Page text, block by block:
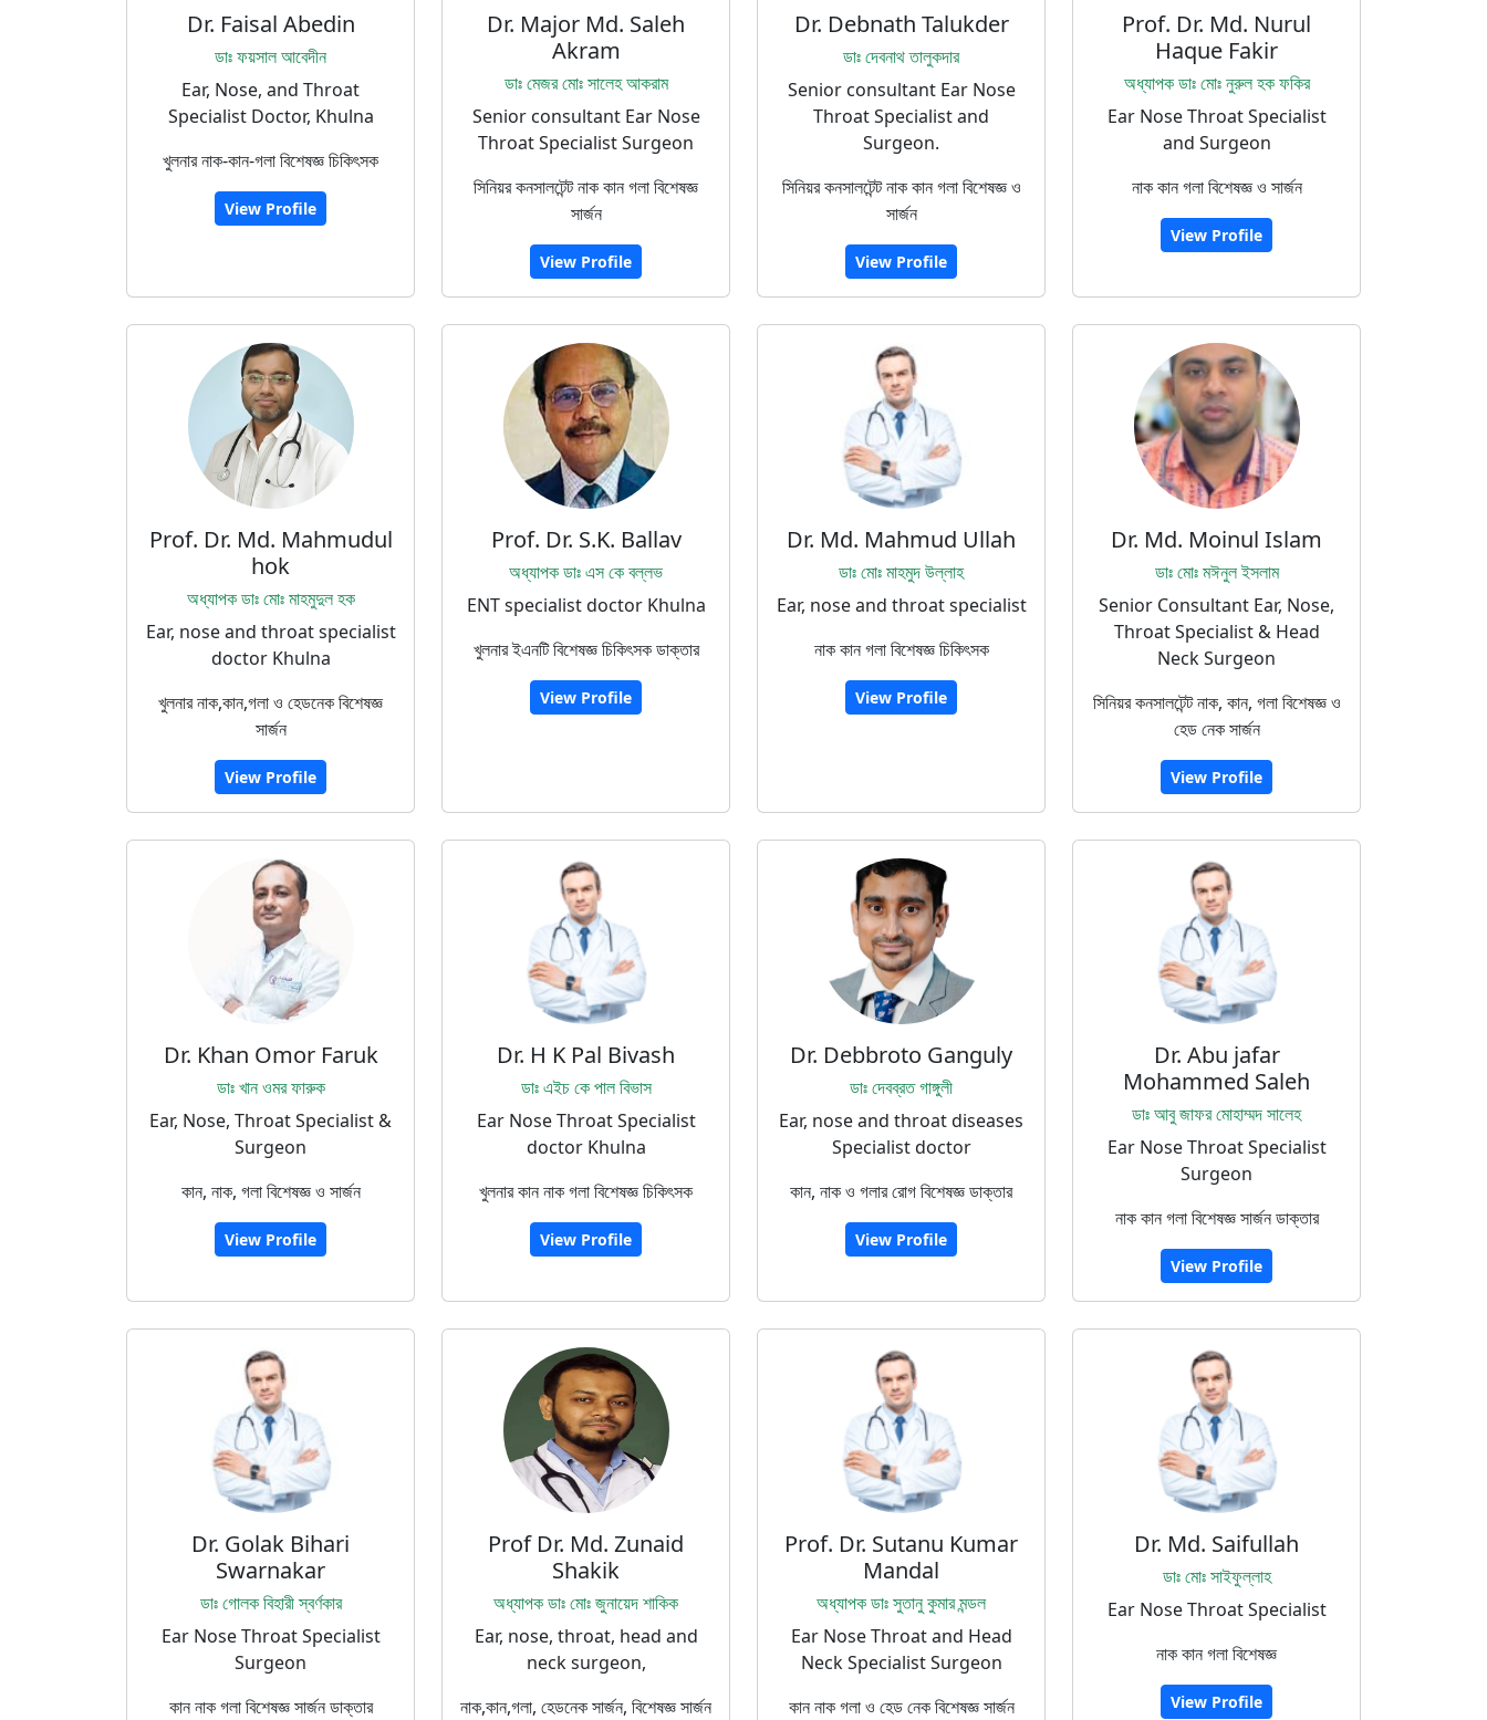
Dr. Faisal Abedin
ডাঃ ফয়সাল আবেদীন
Ear, Nose, and Throat
Specialist Doctor, Khulna
খুলনার নাক-কান-গলা বিশেষজ্ঞ চিকিৎসক
View Profile
Dr. Major Md. Saleh
Akram
ডাঃ মেজর মোঃ সালেহ আকরাম
Senior consultant Ear Nose
Throat Specialist Surgeon
সিনিয়র কনসালটেন্ট নাক কান গলা বিশেষজ্ঞ
সার্জন
View Profile
Dr. Debnath Talukder
ডাঃ দেবনাথ তালুকদার
Senior consultant Ear Nose
Throat Specialist and
Surgeon.
সিনিয়র কনসালটেন্ট নাক কান গলা বিশেষজ্ঞ ও
সার্জন
View Profile
Prof. Dr. Md. Nurul
Haque Fakir
অধ্যাপক ডাঃ মোঃ নুরুল হক ফকির
Ear Nose Throat Specialist
and Surgeon
নাক কান গলা বিশেষজ্ঞ ও সার্জন
View Profile
Prof. Dr. Md. Mahmudul
hok
অধ্যাপক ডাঃ মোঃ মাহমুদুল হক
Ear, nose and throat specialist
doctor Khulna
খুলনার নাক,কান,গলা ও হেডনেক বিশেষজ্ঞ
সার্জন
View Profile
Prof. Dr. S.K. Ballav
অধ্যাপক ডাঃ এস কে বল্লভ
ENT specialist doctor Khulna
খুলনার ইএনটি বিশেষজ্ঞ চিকিৎসক ডাক্তার
View Profile
Dr. Md. Mahmud Ullah
ডাঃ মোঃ মাহমুদ উল্লাহ
Ear, nose and throat specialist
নাক কান গলা বিশেষজ্ঞ চিকিৎসক
View Profile
Dr. Md. Moinul Islam
ডাঃ মোঃ মঈনুল ইসলাম
Senior Consultant Ear, Nose,
Throat Specialist & Head
Neck Surgeon
সিনিয়র কনসালটেন্ট নাক, কান, গলা বিশেষজ্ঞ ও
হেড নেক সার্জন
View Profile
Dr. Khan Omor Faruk
ডাঃ খান ওমর ফারুক
Ear, Nose, Throat Specialist &
Surgeon
কান, নাক, গলা বিশেষজ্ঞ ও সার্জন
View Profile
Dr. H K Pal Bivash
ডাঃ এইচ কে পাল বিভাস
Ear Nose Throat Specialist
doctor Khulna
খুলনার কান নাক গলা বিশেষজ্ঞ চিকিৎসক
View Profile
Dr. Debbroto Ganguly
ডাঃ দেবব্রত গাঙ্গুলী
Ear, nose and throat diseases
Specialist doctor
কান, নাক ও গলার রোগ বিশেষজ্ঞ ডাক্তার
View Profile
Dr. Abu jafar
Mohammed Saleh
ডাঃ আবু জাফর মোহাম্মদ সালেহ
Ear Nose Throat Specialist
Surgeon
নাক কান গলা বিশেষজ্ঞ সার্জন ডাক্তার
View Profile
Dr. Golak Bihari
Swarnakar
ডাঃ গোলক বিহারী স্বর্ণকার
Ear Nose Throat Specialist
Surgeon
কান নাক গলা বিশেষজ্ঞ সার্জন ডাক্তার
Prof Dr. Md. Zunaid
Shakik
অধ্যাপক ডাঃ মোঃ জুনায়েদ শাকিক
Ear, nose, throat, head and
neck surgeon,
নাক,কান,গলা, হেডনেক সার্জন, বিশেষজ্ঞ সার্জন
Prof. Dr. Sutanu Kumar
Mandal
অধ্যাপক ডাঃ সুতানু কুমার মন্ডল
Ear Nose Throat and Head
Neck Specialist Surgeon
কান নাক গলা ও হেড নেক বিশেষজ্ঞ সার্জন
Dr. Md. Saifullah
ডাঃ মোঃ সাইফুল্লাহ
Ear Nose Throat Specialist
নাক কান গলা বিশেষজ্ঞ
View Profile